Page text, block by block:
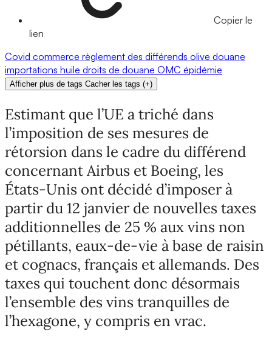
Copier le
lien
Covid commerce règlement des différends olive douane
importations huile droits de douane OMC épidémie
Afficher plus de tags Cacher les tags (+)
Estimant que l’UE a triché dans
l’imposition de ses mesures de
rétorsion dans le cadre du différend
concernant Airbus et Boeing, les
États-Unis ont décidé d’imposer à
partir du 12 janvier de nouvelles taxes
additionnelles de 25 % aux vins non
pétillants, eaux-de-vie à base de raisin
et cognacs, français et allemands. Des
taxes qui touchent donc désormais
l’ensemble des vins tranquilles de
l’hexagone, y compris en vrac.